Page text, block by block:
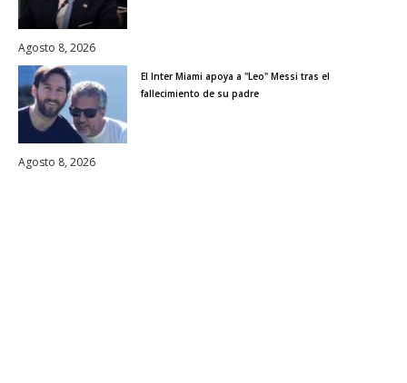
Agosto 8, 2026
El Inter Miami apoya a "Leo" Messi tras el
fallecimiento de su padre
Agosto 8, 2026